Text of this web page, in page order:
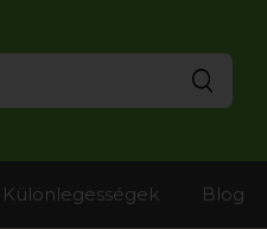
Különlegességek Blog